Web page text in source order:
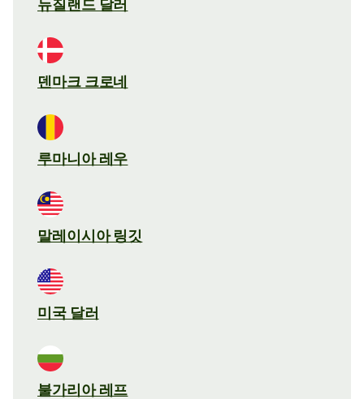
뉴질랜드 달러
덴마크 크로네
루마니아 레우
말레이시아 링깃
미국 달러
불가리아 레프